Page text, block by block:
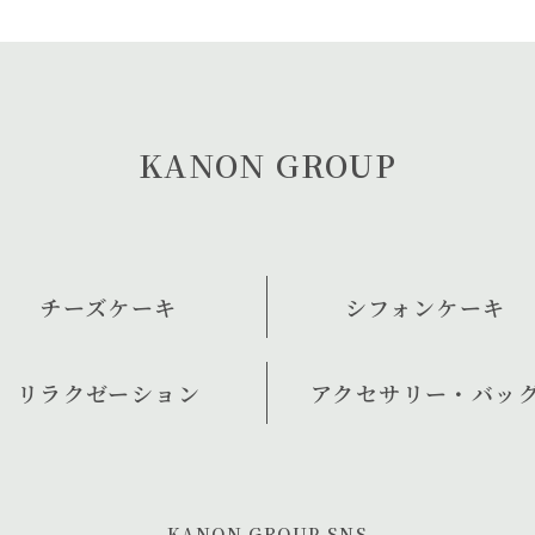
KANON GROUP
チーズケーキ シフォンケーキ
リラクゼーション アクセサリー・バッ